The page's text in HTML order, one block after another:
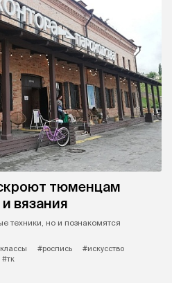
тюменцам
вязания
техники, но и познакомятся
#роспись
#искусство
#тк